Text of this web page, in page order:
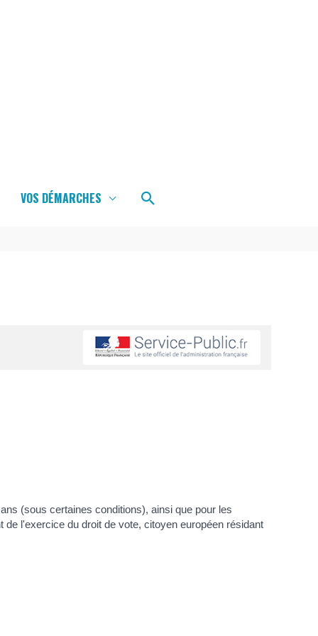
VOS DÉMARCHES Rechercher
(sous certaines conditions), ainsi que pour les
l'exercice du droit de vote, citoyen européen résidant